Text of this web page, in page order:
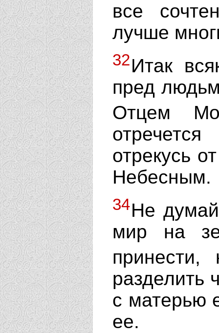
все
лучше
32Итак
пред
Отцем
отрекусь
Небесным.
34Не
мир на
разделить
с матерью
ее.